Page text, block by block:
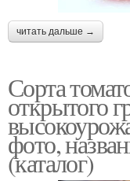
читать дальше →
Сорта
открытого
фото,
(каталог)